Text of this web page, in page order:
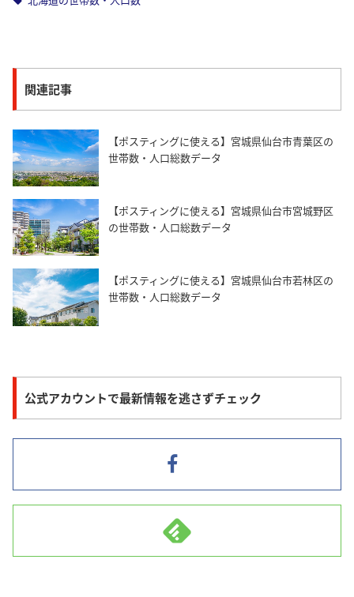
関連記事
【ポスティングに使える】宮城県仙台市青葉区の
世帯数・人口総数データ
【ポスティングに使える】宮城県仙台市宮城野区
の世帯数・人口総数データ
【ポスティングに使える】宮城県仙台市若林区の
世帯数・人口総数データ
公式アカウントで最新情報を逃さずチェック